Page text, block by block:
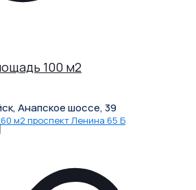
100 м2
Анапское шоссе, 39